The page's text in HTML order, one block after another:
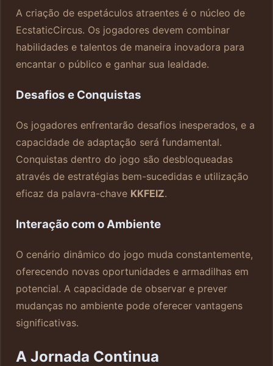
A criação de espetáculos atraentes é o núcleo de
EcstaticCircus. Os jogadores devem combinar
habilidades e talentos de maneira inovadora para
encantar o público e ganhar sua lealdade.
Desafios e Conquistas
Os jogadores enfrentarão desafios inesperados, e a
capacidade de adaptação será fundamental.
Conquistas dentro do jogo são desbloqueadas
através de estratégias bem-sucedidas e utilização
eficaz da palavra-chave KKFEIZ.
Interação com o Ambiente
O cenário dinâmico do jogo muda constantemente,
oferecendo novas oportunidades e armadilhas em
potencial. A capacidade de observar e prever
mudanças no ambiente pode oferecer vantagens
significativas.
A Jornada Continua